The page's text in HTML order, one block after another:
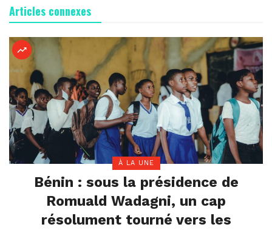
Articles connexes
À LA UNE
Bénin : sous la présidence de
Romuald Wadagni, un cap
résolument tourné vers les